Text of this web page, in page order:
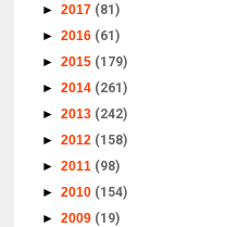
►2017 (81)
►2016 (61)
►2015 (179)
►2014 (261)
►2013 (242)
►2012 (158)
►2011 (98)
►2010 (154)
►2009 (19)